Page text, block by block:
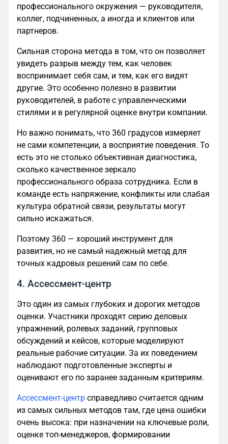
профессионального окружения — руководителя,
коллег, подчиненных, а иногда и клиентов или
партнеров.
Сильная сторона метода в том, что он позволяет
увидеть разрыв между тем, как человек
воспринимает себя сам, и тем, как его видят
другие. Это особенно полезно в развитии
руководителей, в работе с управленческими
стилями и в регулярной оценке внутри компании.
Но важно понимать, что 360 градусов измеряет
не сами компетенции, а восприятие поведения. То
есть это не столько объективная диагностика,
сколько качественное зеркало
профессионального образа сотрудника. Если в
команде есть напряжение, конфликты или слабая
культура обратной связи, результаты могут
сильно искажаться.
Поэтому 360 — хороший инструмент для
развития, но не самый надежный метод для
точных кадровых решений сам по себе.
4. Ассессмент-центр
Это один из самых глубоких и дорогих методов
оценки. Участники проходят серию деловых
упражнений, ролевых заданий, групповых
обсуждений и кейсов, которые моделируют
реальные рабочие ситуации. За их поведением
наблюдают подготовленные эксперты и
оценивают его по заранее заданным критериям.
Ассессмент-центр справедливо считается одним
из самых сильных методов там, где цена ошибки
очень высока: при назначении на ключевые роли,
оценке топ-менеджеров, формировании